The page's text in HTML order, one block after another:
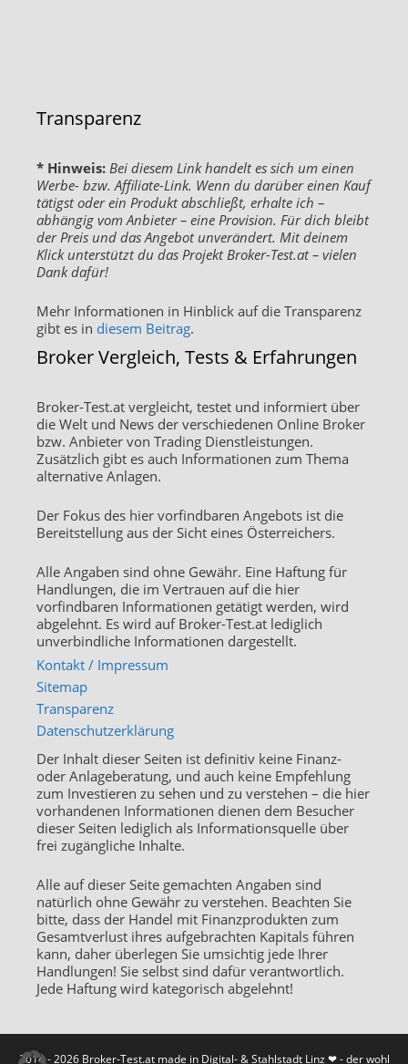
Transparenz
* Hinweis: Bei diesem Link handelt es sich um einen
Werbe- bzw. Affiliate-Link. Wenn du darüber einen Kauf
tätigst oder ein Produkt abschließt, erhalte ich –
abhängig vom Anbieter – eine Provision. Für dich bleibt
der Preis und das Angebot unverändert. Mit deinem
Klick unterstützt du das Projekt Broker-Test.at – vielen
Dank dafür!
Mehr Informationen in Hinblick auf die Transparenz
gibt es in diesem Beitrag.
Broker Vergleich, Tests & Erfahrungen
Broker-Test.at vergleicht, testet und informiert über
die Welt und News der verschiedenen Online Broker
bzw. Anbieter von Trading Dienstleistungen.
Zusätzlich gibt es auch Informationen zum Thema
alternative Anlagen.
Der Fokus des hier vorfindbaren Angebots ist die
Bereitstellung aus der Sicht eines Österreichers.
Alle Angaben sind ohne Gewähr. Eine Haftung für
Handlungen, die im Vertrauen auf die hier
vorfindbaren Informationen getätigt werden, wird
abgelehnt. Es wird auf Broker-Test.at lediglich
unverbindliche Informationen dargestellt.
Kontakt / Impressum
Sitemap
Transparenz
Datenschutzerklärung
Der Inhalt dieser Seiten ist definitiv keine Finanz-
oder Anlageberatung, und auch keine Empfehlung
zum Investieren zu sehen und zu verstehen – die hier
vorhandenen Informationen dienen dem Besucher
dieser Seiten lediglich als Informationsquelle über
frei zugängliche Inhalte.
Alle auf dieser Seite gemachten Angaben sind
natürlich ohne Gewähr zu verstehen. Beachten Sie
bitte, dass der Handel mit Finanzprodukten zum
Gesamtverlust ihres aufgebrachten Kapitals führen
kann, daher überlegen Sie umsichtig jede Ihrer
Handlungen! Sie selbst sind dafür verantwortlich.
Jede Haftung wird kategorisch abgelehnt!
2014 - 2026 Broker-Test.at made in Digital- & Stahlstadt Linz ❤ - der wohl